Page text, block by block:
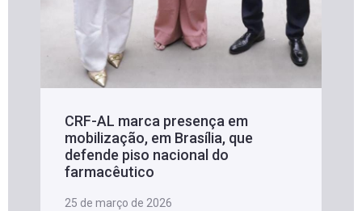
CRF-AL marca presença em
mobilização, em Brasília, que
defende piso nacional do
farmacêutico
25 de março de 2026